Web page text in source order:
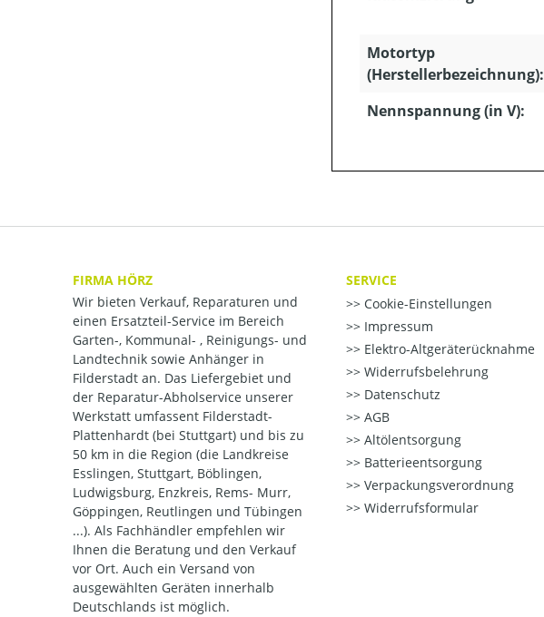
Motortyp
(Herstellerbezeichnung):
Nennspannung (in V):
FIRMA HÖRZ
Wir bieten Verkauf, Reparaturen und
einen Ersatzteil-Service im Bereich
Garten-, Kommunal- , Reinigungs- und
Landtechnik sowie Anhänger in
Filderstadt an. Das Liefergebiet und
der Reparatur-Abholservice unserer
Werkstatt umfassent Filderstadt-
Plattenhardt (bei Stuttgart) und bis zu
50 km in die Region (die Landkreise
Esslingen, Stuttgart, Böblingen,
Ludwigsburg, Enzkreis, Rems- Murr,
Göppingen, Reutlingen und Tübingen
...). Als Fachhändler empfehlen wir
Ihnen die Beratung und den Verkauf
vor Ort. Auch ein Versand von
ausgewählten Geräten innerhalb
Deutschlands ist möglich.
SERVICE
Cookie-Einstellungen
Impressum
Elektro-Altgeräterücknahme
Widerrufsbelehrung
Datenschutz
AGB
Altölentsorgung
Batterieentsorgung
Verpackungsverordnung
Widerrufsformular